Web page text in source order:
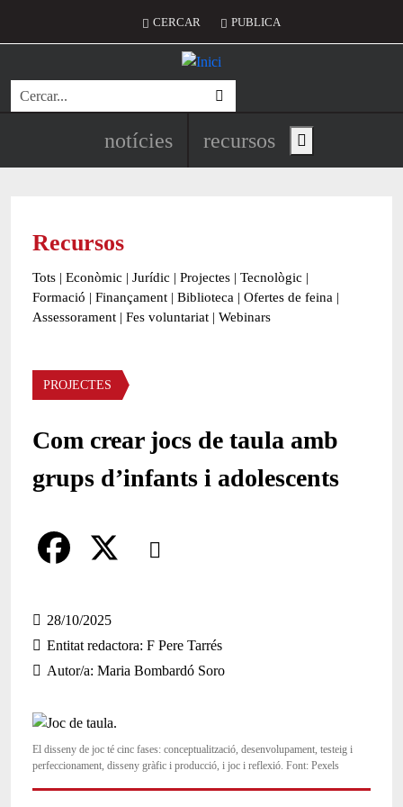
Menú del compte d'usuari
CERCAR PUBLICA
Cerca
Navegació principal de
notícies recursos Show main menu
Recursos
Tots | Econòmic | Jurídic | Projectes | Tecnològic |
Formació | Finançament | Biblioteca | Ofertes de feina |
Assessorament | Fes voluntariat | Webinars
Àmbit
PROJECTES
Com crear jocs de taula amb
grups d’infants i adolescents
Comparteix
a
c
b
o
28/10/2025
Entitat redactora F Pere Tarrés
Autor/a Maria Bombardó Soro
El disseny de joc té cinc fases: conceptualització, desenvolupament, testeig i
perfeccionament, disseny gràfic i producció, i joc i reflexió. Font: Pexels